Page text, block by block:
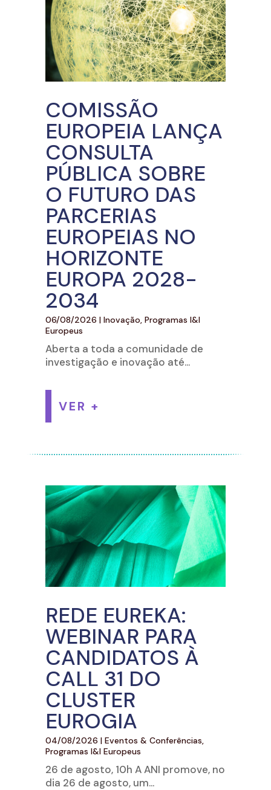
COMISSÃO
EUROPEIA LANÇA
CONSULTA
PÚBLICA SOBRE
O FUTURO DAS
PARCERIAS
EUROPEIAS NO
HORIZONTE
EUROPA 2028-
2034
06/08/2026 | Inovação, Programas I&I
Europeus
Aberta a toda a comunidade de
investigação e inovação até...
VER +
REDE EUREKA:
WEBINAR PARA
CANDIDATOS À
CALL 31 DO
CLUSTER
EUROGIA
04/08/2026 | Eventos & Conferências
Programas I&I Europeus
26 de agosto, 10h A ANI promove, no
dia 26 de agosto, um...